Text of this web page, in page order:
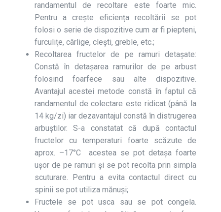
randamentul de recoltare este foarte mic.
Pentru a crește eficiența recoltării se pot
folosi o serie de dispozitive cum ar fi piepteni,
fur­culiţe, cârlige, clești, greble, etc.;
Recoltarea fructelor de pe ramuri detaşate:
Constă în detașarea ramurilor de pe arbust
folosind foarfece sau alte dispozitive.
Avantajul acestei metode constă în faptul că
randamentul de colectare este ridicat (până la
14 kg/zi) iar dezavantajul constă în distrugerea
arbuștilor. S-a constatat că după contactul
fructelor cu temperaturi foarte scăzute de
aprox. –17°C acestea se pot detașa foarte
uşor de pe ramuri şi se pot recolta prin simpla
scuturare. Pentru a evita contactul direct cu
spinii se pot utiliza mănuşi;
Fructele se pot usca sau se pot congela.